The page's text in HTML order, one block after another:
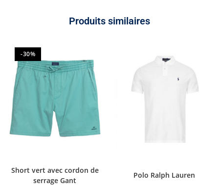
Produits similaires
-30%
Short vert avec cordon de
serrage Gant
Polo Ralph Lauren